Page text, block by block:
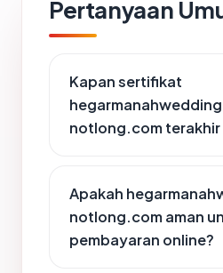
Pertanyaan
Kapan sertifikat
notlong.com terakhir
Apakah
notlong.com aman
pembayaran online?